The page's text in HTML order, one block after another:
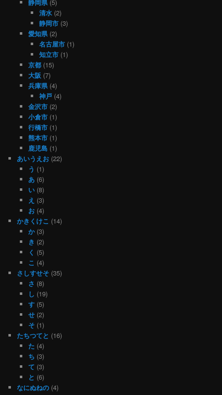
静岡県(5)
清水 (2)
静岡市 (3)
愛知県(2)
名古屋市 (1)
知立市 (1)
京都(15)
大阪 (7)
兵庫県(4)
神戸 (4)
金沢市(2)
小倉市(1)
行橋市(1)
熊本市(1)
鹿児島 (1)
あいうえお (22)
う (1)
あ(6)
い(8)
え (3)
お(4)
かきくけこ (14)
か(3)
き (2)
く (5)
こ (4)
さしすせそ (35)
さ (8)
し (19)
す(5)
せ(2)
そ(1)
たちつてと (16)
た (4)
ち (3)
て (3)
と (6)
なにぬねの (4)